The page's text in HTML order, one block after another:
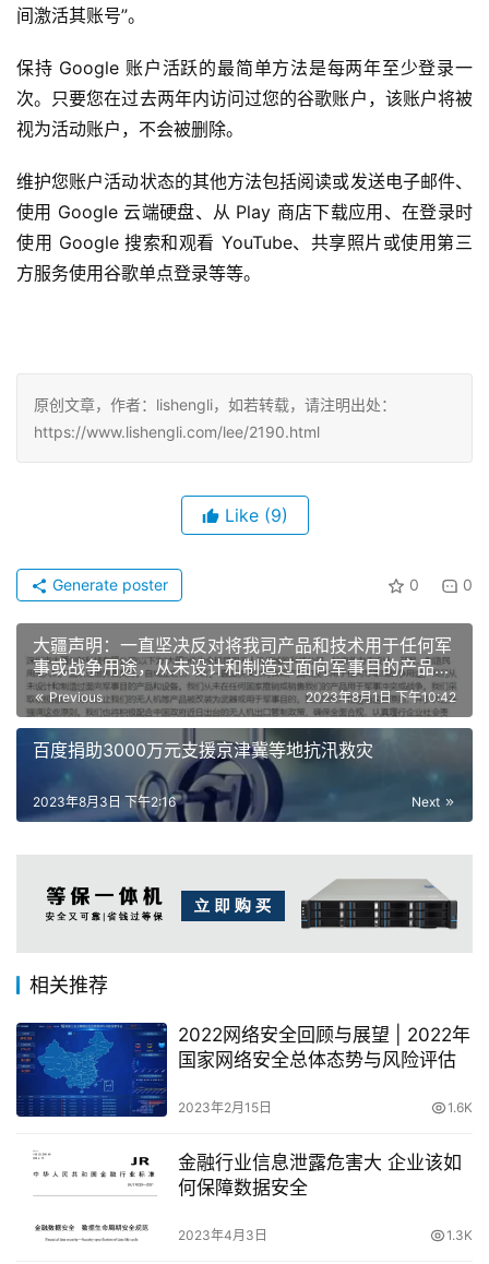
间激活其账号”。
保持 Google 账户活跃的最简单方法是每两年至少登录一
次。只要您在过去两年内访问过您的谷歌账户，该账户将被
视为活动账户，不会被删除。
维护您账户活动状态的其他方法包括阅读或发送电子邮件、
使用 Google 云端硬盘、从 Play 商店下载应用、在登录时
使用 Google 搜索和观看 YouTube、共享照片或使用第三
方服务使用谷歌单点登录等等。
原创文章，作者：lishengli，如若转载，请注明出处：
https://www.lishengli.com/lee/2190.html
Like (9)
0 0
Generate poster
大疆声明：一直坚决反对将我司产品和技术用于任何军
事或战争用途，从未设计和制造过面向军事目的产品和
设备
Previous 2023年8月1日 下午10:42
百度捐助3000万元支援京津冀等地抗汛救灾
Next
2023年8月3日 下午2:16
相关推荐
2022网络安全回顾与展望 | 2022年
国家网络安全总体态势与风险评估
2023年2月15日 1.6K
金融行业信息泄露危害大 企业该如
何保障数据安全
2023年4月3日 1.3K